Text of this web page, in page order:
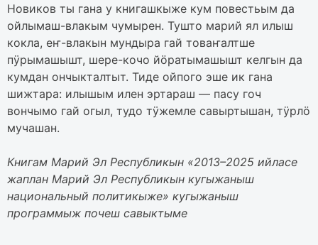
Новиков ты гана у книгашкыже кум повестьым да
ойлымаш-влакым чумырен. Тушто марий ял илыш
кокла, еҥ-влакын мундыра гай товаҥалтше
пӱрымашышт, шере-кочо йӧратымашышт келгын да
кумдан ончыкталтыт. Тиде ойпого эше ик гана
шижтара: илышым илен эртараш — пасу гоч
вончымо гай огыл, тудо тӱжемле савыртышан, тӱрлӧ
мучашан.
Книгам Марий Эл Республикын «2013–2025 ийласе
жаплан Марий Эл Республикын кугыжаныш
национальный политикыже» кугыжаныш
программыж почеш савыктыме